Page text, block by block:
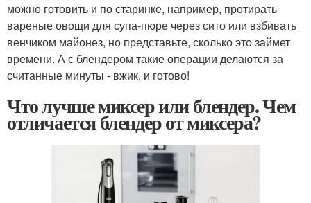
можно готовить и по старинке, например, протирать
вареные овощи для супа-пюре через сито или взбивать
венчиком майонез, но представьте, сколько это займет
времени. А с блендером такие операции делаются за
считанные минуты - вжик, и готово!
Что лучше миксер или блендер. Чем
отличается блендер от миксера?